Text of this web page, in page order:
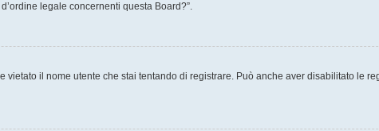
legale concernenti questa Board?”.
il nome utente che stai tentando di registrare. Può anche aver disabilitato le